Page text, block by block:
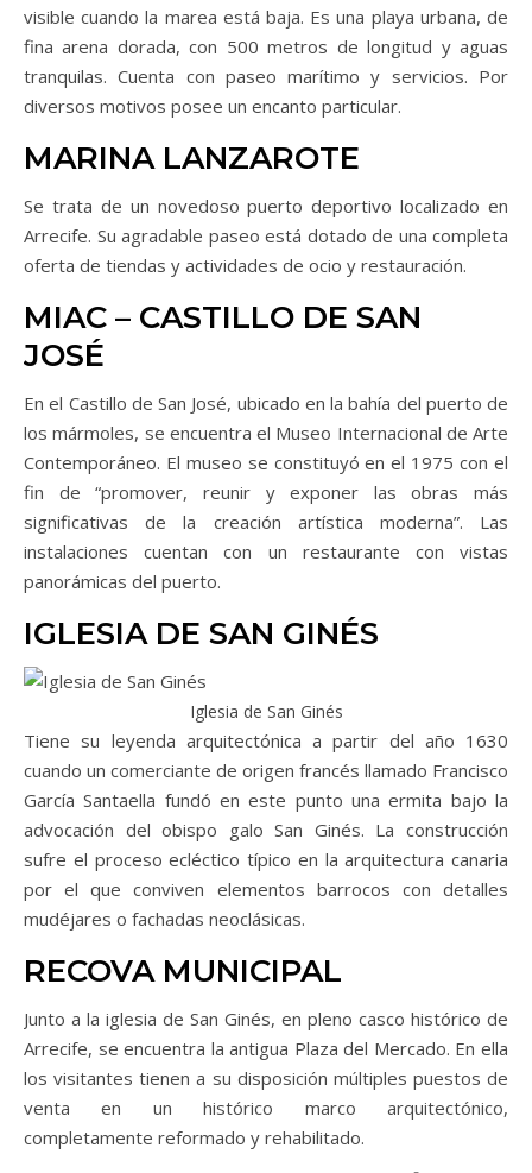
visible cuando la marea está baja. Es una playa urbana, de
fina arena dorada, con 500 metros de longitud y aguas
tranquilas. Cuenta con paseo marítimo y servicios. Por
diversos motivos posee un encanto particular.
MARINA LANZAROTE
Se trata de un novedoso puerto deportivo localizado en
Arrecife. Su agradable paseo está dotado de una completa
oferta de tiendas y actividades de ocio y restauración.
MIAC – CASTILLO DE SAN
JOSÉ
En el Castillo de San José, ubicado en la bahía del puerto de
los mármoles, se encuentra el Museo Internacional de Arte
Contemporáneo. El museo se constituyó en el 1975 con el
fin de “promover, reunir y exponer las obras más
significativas de la creación artística moderna”. Las
instalaciones cuentan con un restaurante con vistas
panorámicas del puerto.
IGLESIA DE SAN GINÉS
Iglesia de San Ginés
Tiene su leyenda arquitectónica a partir del año 1630
cuando un comerciante de origen francés llamado Francisco
García Santaella fundó en este punto una ermita bajo la
advocación del obispo galo San Ginés. La construcción
sufre el proceso ecléctico típico en la arquitectura canaria
por el que conviven elementos barrocos con detalles
mudéjares o fachadas neoclásicas.
RECOVA MUNICIPAL
Junto a la iglesia de San Ginés, en pleno casco histórico de
Arrecife, se encuentra la antigua Plaza del Mercado. En ella
los visitantes tienen a su disposición múltiples puestos de
venta en un histórico marco arquitectónico,
completamente reformado y rehabilitado.